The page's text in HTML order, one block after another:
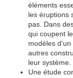
éléments
les éruptions
pas. Dans
qui coupent
modèles
autres
leur système.
Une étude